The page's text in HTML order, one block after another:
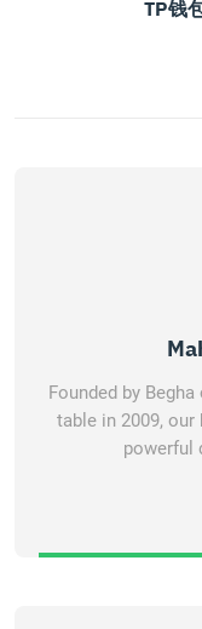
TP钱
Founded by
table in 2009,
powerful